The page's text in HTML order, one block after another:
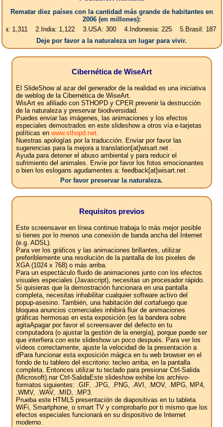
Rematar diez países con la cantidad más grande de habitantes en
2006 (en millones):
2.India: 1,122 3.USA: 300 4.Indonesia: 225 5.Brasil: 187
Deje por favor a la naturaleza un lugar para vivir.
Cibernética de WiseArt
El SlideShow al azar del generador de la realidad es una iniciativa
de weblog de la Cibernética de WiseArt.
WisArt es afiliado con STHOPD y CPER prevenir la destrucción
de la naturaleza y preservar biodiversidad.
Puedes enviar las imágenes, las animaciones y los efectos
especiales demostrados en este slideshow a otros vía e-tarjetas
políticas en www.sthopd.net.
Nuestras apologías por la traducción. Enviar por favor las
sugerencias para la mejora a translation[at]wisart.net .
Ayuda para detener el abuso ambiental y para reducir el
sufrimiento del animales. Envíe por favor los fotos emocionantes
o bien los eslogans agudamentes a: feedback[at]wisart.net .
Por favor preservar la naturaleza.
Requisitos previos
Este screensaver en línea continuo trabaja lo más mejor posible
si tienes por lo menos una conexión de banda ancha del Internet
(e.g. ADSL).
Para ver los gráficos y las animaciones brillantes, utilizar
preferiblemente una resolución de la pantalla de los pixeles de
XGA (1024 x 768) o más arriba.
Para un espectáculo fluido de animaciones junto con los efectos
visuales especiales (Javascript), necesitas un procesador rápido.
Si quisieras que la demostración funcionara en una pantalla
completa, necesitas inhabilitar cualquier software activo del
popup-asesino. También, una habitación del cortafuego que
bloquea anuncios comerciales inhibirá fluir de animaciones
gráficas hermosas en esta exposición (es la bandera sobre
agitaApagar por favor el screensaver del defecto en tu
computadora (o ajustar la gestión de la energía), porque puede ser
que interfiera con este slideshow un poco después. Para ver los
vídeos correctamente, ajuste la velocidad de la presentación a
dPara funcionar esta exposición mágica en tu web browser en el
fondo de tu tablero del escritorio: tecleo arriba, en la pantalla
completa. Entonces utilizar tu teclado para presionar Ctrl-Salida
(Microsoft).nar Ctrl-SalidaEste slideshow exhibe los archivo-
formatos siguientes: .GIF, .JPG, .PNG, .AVI, .MOV, .MPG, MP4,
.WMV, .WAV, .MID, .MP3.
Prueba este HTML5 presentación de diapositivas en tu tableta
WiFi, Smartphone, o smart TV y comprobarlo por ti mismo que los
efectos especiales funcionará en su dispositivo de Internet
moderno.